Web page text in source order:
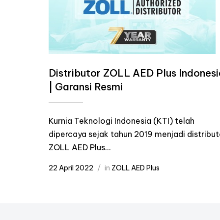
Distributor ZOLL AED Plus
| Garansi Resmi
Kurnia Teknologi Indonesia (KTI) telah
dipercaya sejak tahun 2019 menjadi
ZOLL AED Plus...
22 April 2022 in ZOLL AED Plus